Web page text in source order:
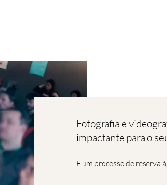
Fotografia e
impactante para o
E um processo de reserva